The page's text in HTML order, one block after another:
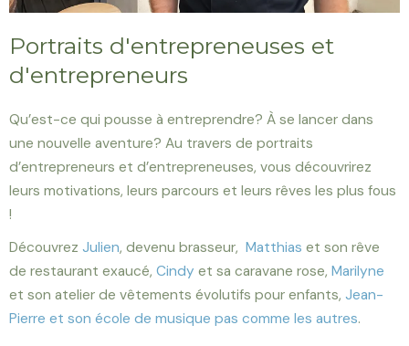
Portraits d'entrepreneuses et
d'entrepreneurs
Qu’est-ce qui pousse à entreprendre? À se lancer dans
une nouvelle aventure? Au travers de portraits
d’entrepreneurs et d’entrepreneuses, vous découvrirez
leurs motivations, leurs parcours et leurs rêves les plus fous
!
Découvrez Julien, devenu brasseur, Matthias et son rêve
de restaurant exaucé, Cindy et sa caravane rose, Marilyne
et son atelier de vêtements évolutifs pour enfants, Jean-
Pierre et son école de musique pas comme les autres.